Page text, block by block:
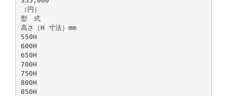
（円）
型 式
高さ（H 寸法）mm
550H
600H
650H
700H
750H
800H
850H